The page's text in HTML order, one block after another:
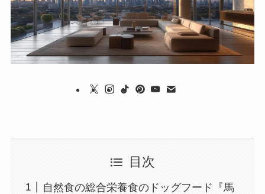
目次
自然食の総合栄養食のドッグフード『馬